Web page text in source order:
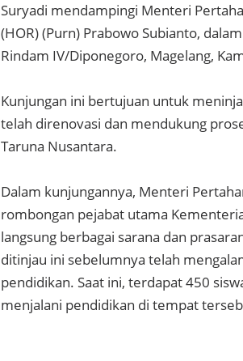
Suryadi mendampingi Menteri
(HOR) (Purn) Prabowo Subianto,
Rindam IV/Diponegoro, Magelang,
Kunjungan ini bertujuan untuk
telah direnovasi dan mendukung
Taruna Nusantara.
Dalam kunjungannya, Menteri
rombongan pejabat utama
langsung berbagai sarana dan
ditinjau ini sebelumnya telah
pendidikan. Saat ini, terdapat 450
menjalani pendidikan di tempat